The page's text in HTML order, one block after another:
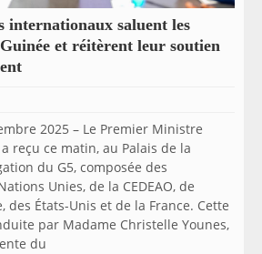
internationaux saluent les
et réitèrent leur soutien
2025 – Le Premier Ministre
reçu ce matin, au Palais de la
du G5, composée des
Unies, de la CEDEAO, de
des États-Unis et de la France. Cette
par Madame Christelle Younes,
du